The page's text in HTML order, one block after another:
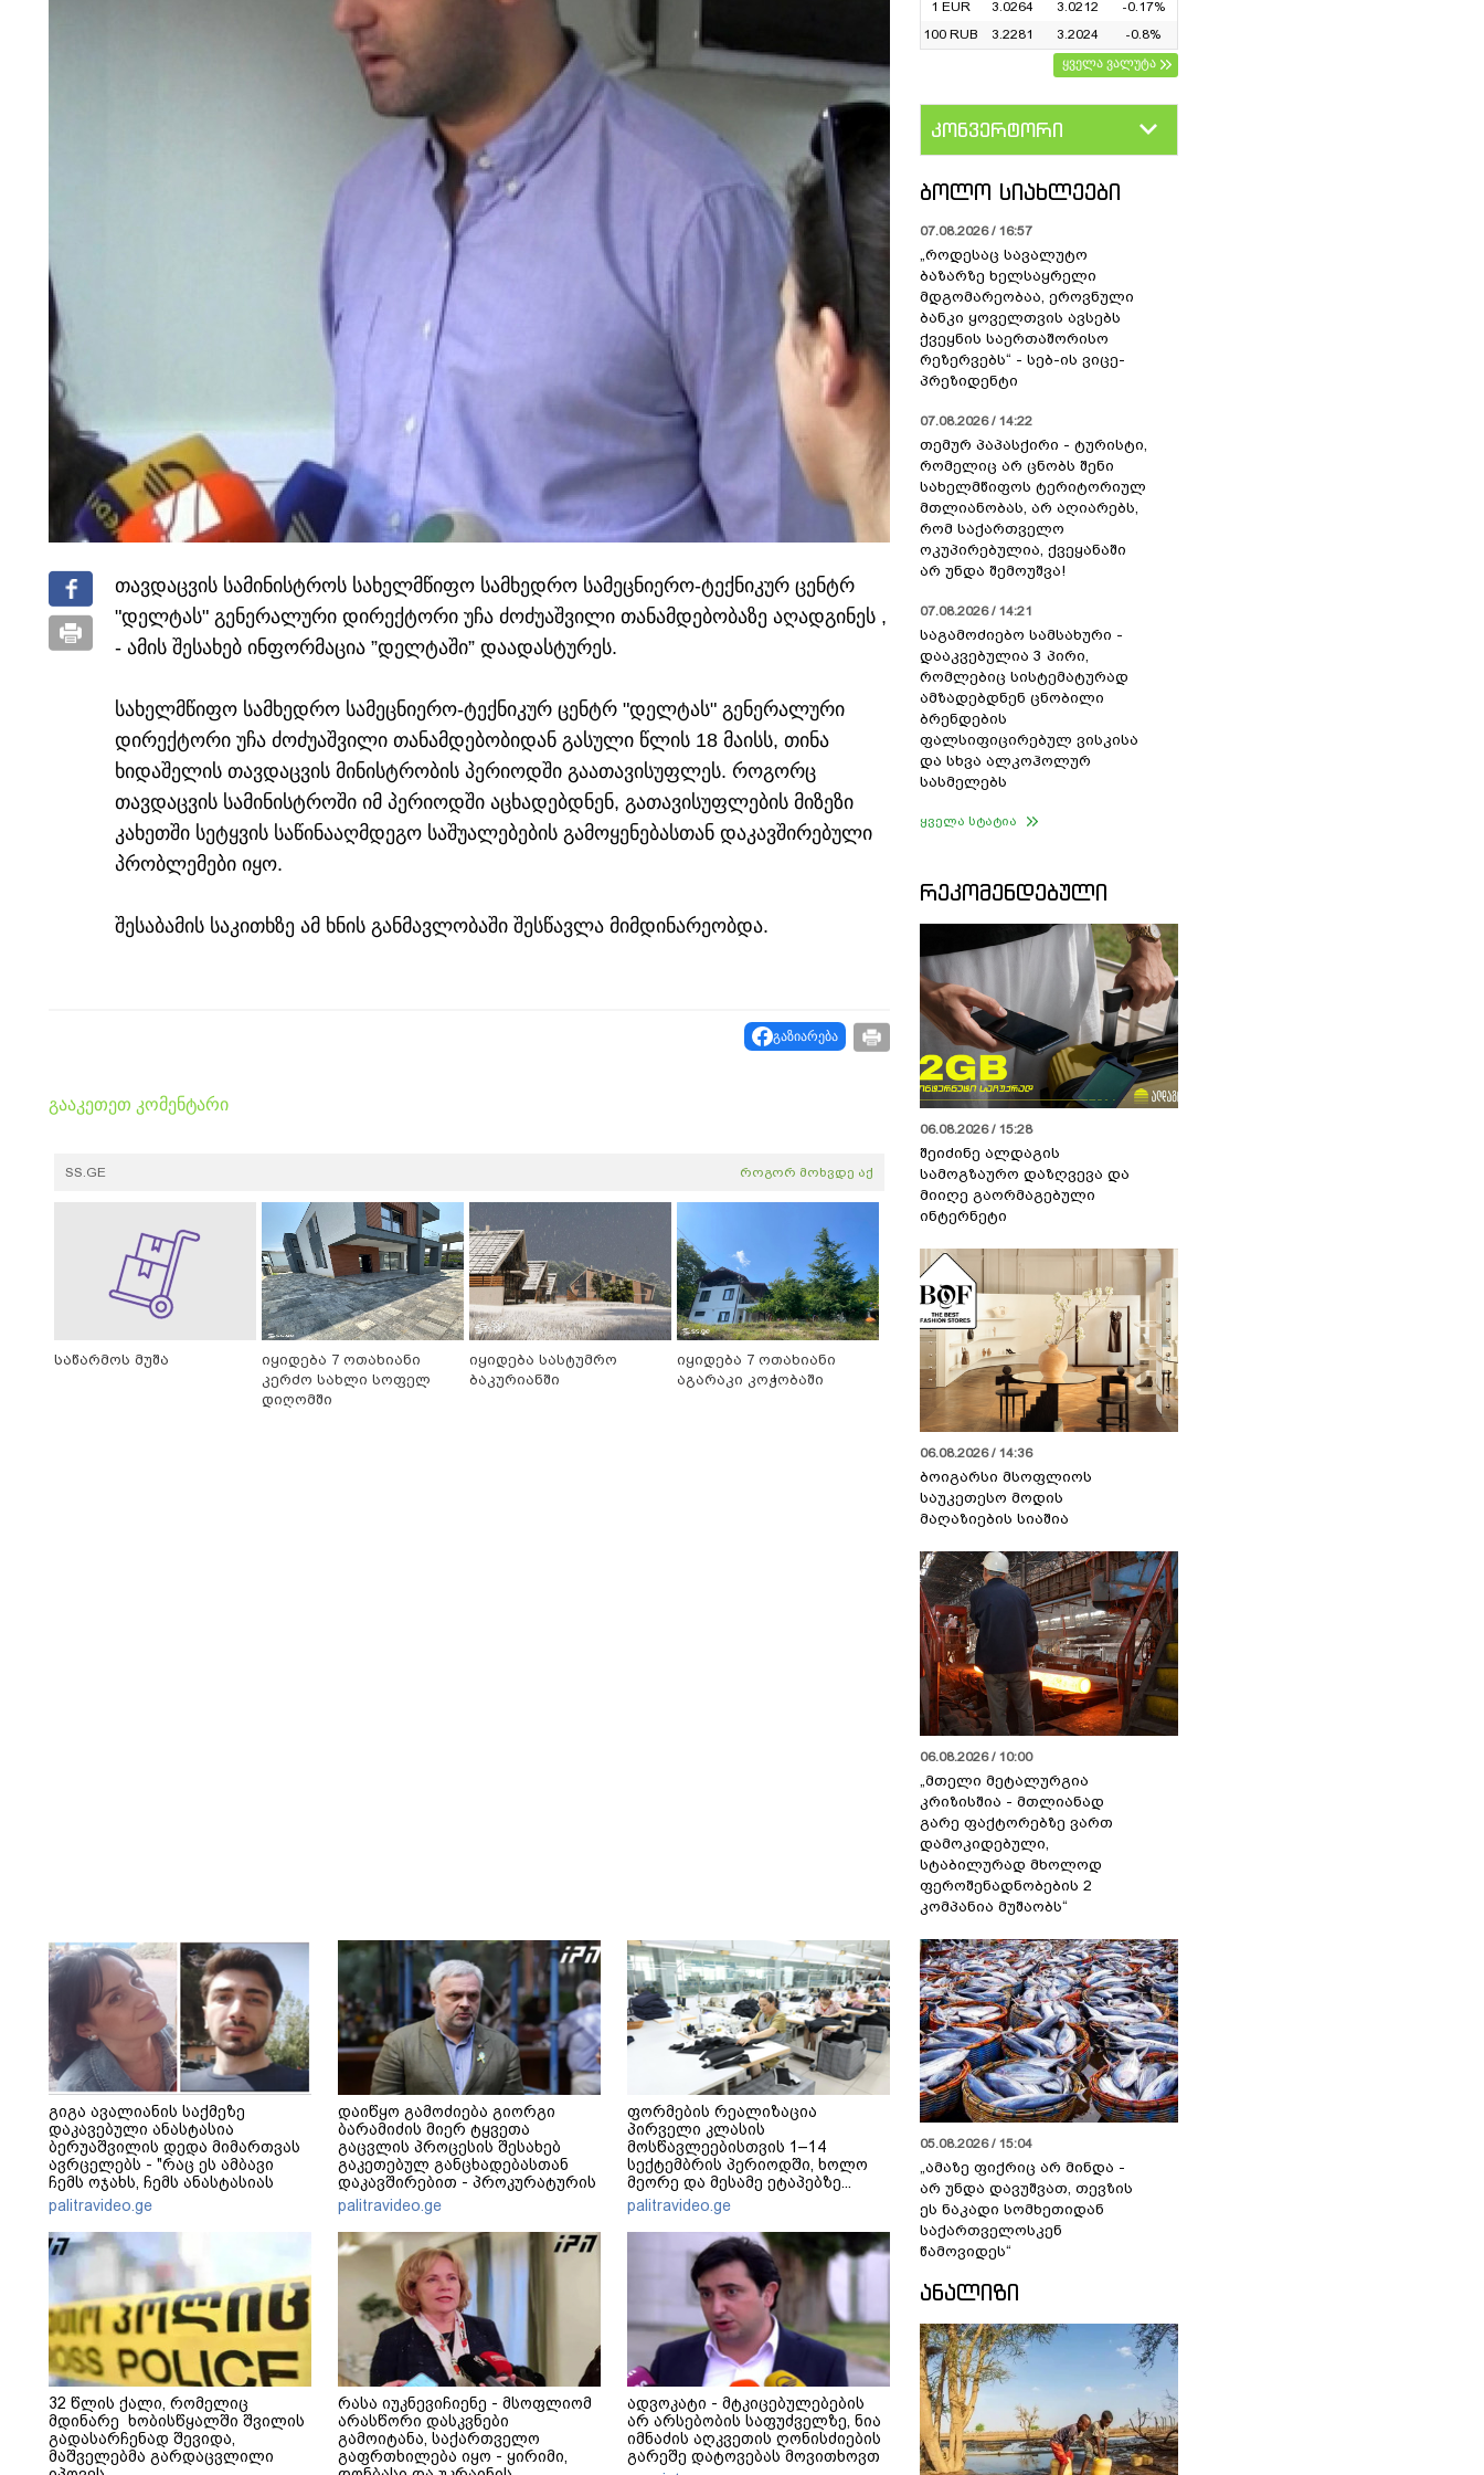
თავდაცვის სამინისტროს სახელმწიფო სამხედრო სამეცნიერო-ტექნიკურ ცენტრ
"დელტას" გენერალური დირექტორი უჩა ძოძუაშვილი თანამდებობაზე აღადგინეს ,
- ამის შესახებ ინფორმაცია ”დელტაში” დაადასტურეს.
სახელმწიფო სამხედრო სამეცნიერო-ტექნიკურ ცენტრ "დელტას" გენერალური
დირექტორი უჩა ძოძუაშვილი თანამდებობიდან გასული წლის 18 მაისს, თინა
ხიდაშელის თავდაცვის მინისტრობის პერიოდში გაათავისუფლეს. როგორც
თავდაცვის სამინისტროში იმ პერიოდში აცხადებდნენ, გათავისუფლების მიზეზი
კახეთში სეტყვის საწინააღმდეგო საშუალებების გამოყენებასთან დაკავშირებული
პრობლემები იყო.
შესაბამის საკითხზე ამ ხნის განმავლობაში შესწავლა მიმდინარეობდა.
გაზიარება
გააკეთეთ კომენტარი
SS.GE როგორ მოხვდე აქ
საწარმოს მუშა
იყიდება 7 ოთახიანი
კერძო სახლი სოფელ
დიღომში
იყიდება სასტუმრო
ბაკურიანში
იყიდება 7 ოთახიანი
აგარაკი კოჭობაში
გიგა ავალიანის საქმეზე
დაკავებული ანასტასია
ბერუაშვილის დედა მიმართვას
ავრცელებს - "რაც ეს ამბავი
ჩემს ოჯახს, ჩემს ანასტასიას
გადახდა თავს, მის მერე მე მე
არ ვარ"
palitravideo.ge
დაიწყო გამოძიება გიორგი
ბარამიძის მიერ ტყვეთა
გაცვლის პროცესის შესახებ
გაკეთებულ განცხადებასთან
დაკავშირებით - პროკურატურის
განცხადება
palitravideo.ge
ფორმების რეალიზაცია
პირველი კლასის
მოსწავლეებისთვის 1–14
სექტემბრის პერიოდში, ხოლო
მეორე და მესამე ეტაპებზე...
palitravideo.ge
32 წლის ქალი, რომელიც
მდინარე ხობისწყალში შვილის
გადასარჩენად შევიდა,
მაშველებმა გარდაცვლილი
რასა იუკნევიჩიენე - მსოფლიომ
არასწორი დასკვნები
გამოიტანა, საქართველო
გაფრთხილება იყო - ყირიმი,
ადვოკატი - მტკიცებულებების
არ არსებობის საფუძველზე, ნია
იმნაძის აღკვეთის ღონისძიების
გარეშე დატოვებას მოვითხოვთ
1 EUR
3.0264 3.0212
-0.17%
100 RUB
3.2281 3.2024
-0.8%
ყველა ვალუტა
კონვერტორი
ᲑᲝᲚᲝ ᲡᲘᲐᲮᲚᲔᲔᲑᲘ
07.08.2026 / 16:57
„როდესაც სავალუტო
ბაზარზე ხელსაყრელი
მდგომარეობაა, ეროვნული
ბანკი ყოველთვის ავსებს
ქვეყნის საერთაშორისო
რეზერვებს“ - სებ-ის ვიცე-
პრეზიდენტი
07.08.2026 / 14:22
თემურ პაპასქირი - ტურისტი,
რომელიც არ ცნობს შენი
სახელმწიფოს ტერიტორიულ
მთლიანობას, არ აღიარებს,
რომ საქართველო
ოკუპირებულია, ქვეყანაში
არ უნდა შემოუშვა!
07.08.2026 / 14:21
საგამოძიებო სამსახური -
დააკვებულია 3 პირი,
რომლებიც სისტემატურად
ამზადებდნენ ცნობილი
ბრენდების
ფალსიფიცირებულ ვისკისა
და სხვა ალკოჰოლურ
სასმელებს
ყველა სტატია
ᲠᲔᲙᲝᲛᲔᲜᲓᲔᲑᲣᲚᲘ
06.08.2026 / 15:28
შეიძინე ალდაგის
სამოგზაურო დაზღვევა და
მიიღე გაორმაგებული
ინტერნეტი
06.08.2026 / 14:36
ბოიგარსი მსოფლიოს
საუკეთესო მოდის
მაღაზიების სიაშია
06.08.2026 / 10:00
„მთელი მეტალურგია
კრიზისშია - მთლიანად
გარე ფაქტორებზე ვართ
დამოკიდებული,
სტაბილურად მხოლოდ
ფეროშენადნობების 2
კომპანია მუშაობს“
05.08.2026 / 15:04
„ამაზე ფიქრიც არ მინდა -
არ უნდა დავუშვათ, თევზის
ეს ნაკადი სომხეთიდან
საქართველოსკენ
წამოვიდეს“
ᲐᲜᲐᲚᲘᲖᲘ